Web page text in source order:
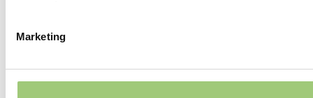
Marketing